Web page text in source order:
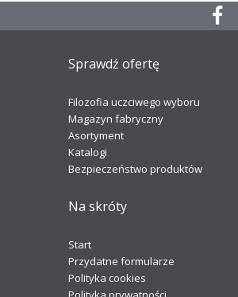
Sprawdź ofertę
Filozofia uczciwego wyboru
Magazyn fabryczny
Asortyment
Katalogi
Bezpieczeństwo produktów
Na skróty
Start
Przydatne formularze
Polityka cookies